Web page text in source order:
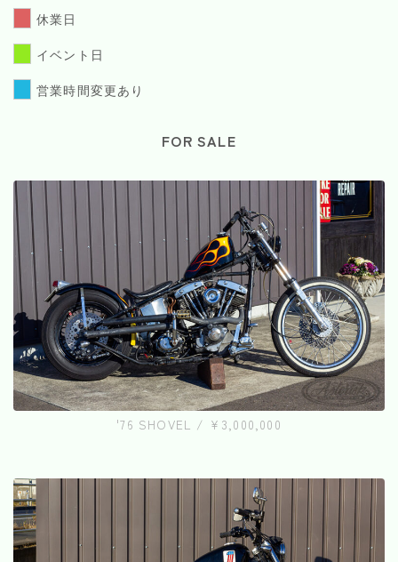
休業日
イベント日
営業時間変更あり
FOR SALE
'76 SHOVEL / ¥3,000,000